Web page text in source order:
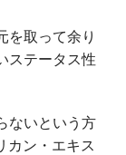
を取って余り
ステータス性
ないという方
カン・エキス